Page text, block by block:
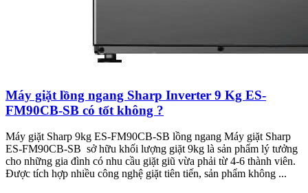
Máy giặt lồng ngang Sharp Inverter 9 Kg ES-
FM90CB-SB có tốt không ?
Máy giặt Sharp 9kg ES-FM90CB-SB lồng ngang Máy giặt Sharp
ES-FM90CB-SB sở hữu khối lượng giặt 9kg là sản phẩm lý tưởng
cho những gia đình có nhu cầu giặt giũ vừa phải từ 4-6 thành viên.
Được tích hợp nhiều công nghệ giặt tiên tiến, sản phẩm không ...